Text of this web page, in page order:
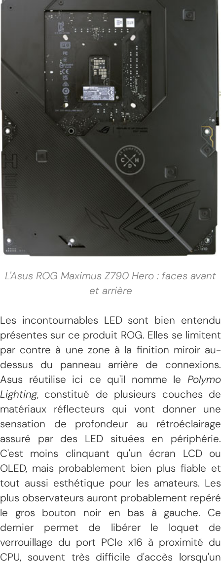
L'Asus ROG Maximus Z790 Hero : faces avant
et arrière
Les incontournables LED sont bien entendu
présentes sur ce produit ROG. Elles se limitent
par contre à une zone à la finition miroir au-
dessus du panneau arrière de connexions.
Asus réutilise ici ce qu'il nomme le Polymo
Lighting, constitué de plusieurs couches de
matériaux réflecteurs qui vont donner une
sensation de profondeur au rétroéclairage
assuré par des LED situées en périphérie.
C'est moins clinquant qu'un écran LCD ou
OLED, mais probablement bien plus fiable et
tout aussi esthétique pour les amateurs. Les
plus observateurs auront probablement repéré
le gros bouton noir en bas à gauche. Ce
dernier permet de libérer le loquet de
verrouillage du port PCIe x16 à proximité du
CPU, souvent très difficile d'accès lorsqu'un